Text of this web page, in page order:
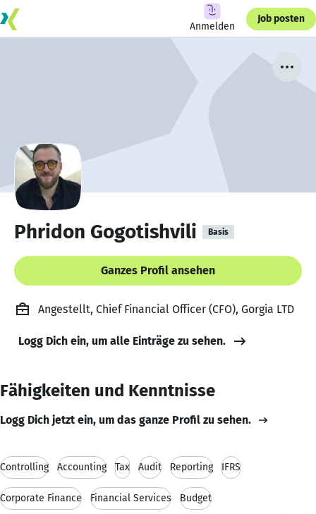
Anmelden
Job posten
Phridon Gogotishvili Basis
Ganzes Profil ansehen
Angestellt, Chief Financial Officer (CFO), Gorgia LTD
Logg Dich ein, um alle Einträge zu sehen.
Fähigkeiten und Kenntnisse
Logg Dich jetzt ein, um das ganze Profil zu sehen.
Controlling Accounting Tax Audit Reporting IFRS
Corporate Finance Financial Services Budget